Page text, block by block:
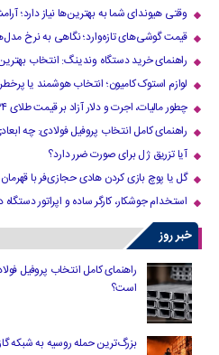
وقتی هیوندای شما به بهترین‌ها نیاز دارد؛
قیمت گوشی‌های تازه‌وارد؛ نگاهی به نرخ
راهنمای خرید دستگاه وندینگ: انتخاب
لوازم استوک کامیون؛ انتخاب هوشمند یا
چطور مالیات، اجرت و دلار آزاد بر قیمت طلای ۲۴ عیار اثر می‌گذارد؟
راهنمای کامل انتخاب پروفیل فولادی: چه
آیا تزریق ژل برای صورت ضرر دارد​؟
گل یا پوچ بازی کردن هادی حجازی‌فر با
استخدام جوشکار، کارگر ساده و اپراتور
خبر روز
راهنمای کامل انتخاب پروفیل
است؟
بزرگ‌ترین حمله روسیه به شبکه